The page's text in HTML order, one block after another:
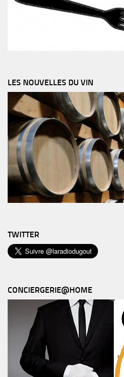
LES NOUVELLES DU VIN
TWITTER
CONCIERGERIE@HOME